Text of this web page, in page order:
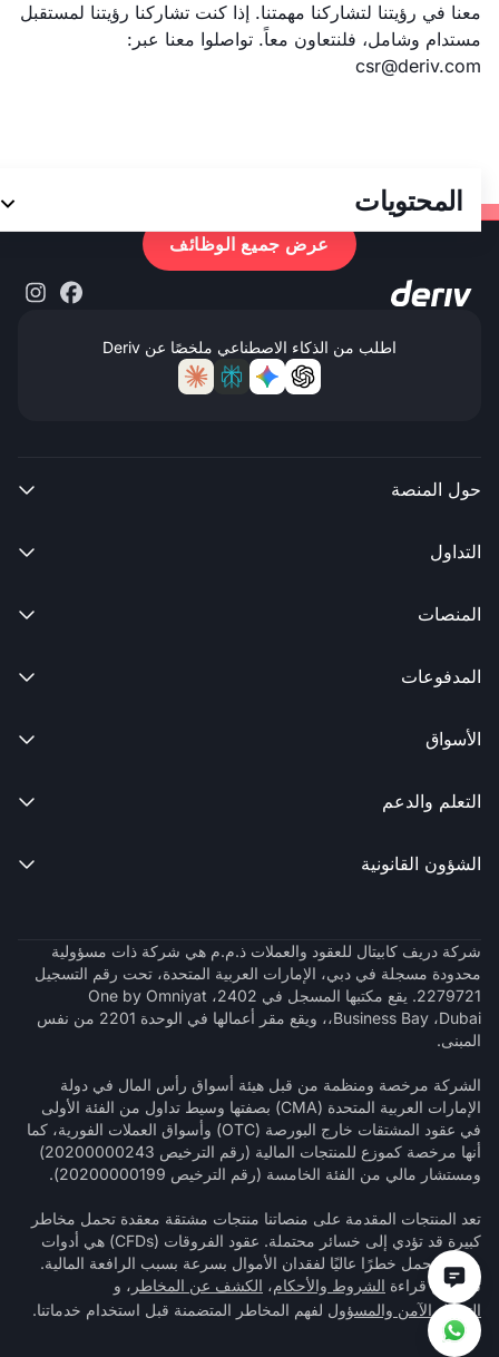
معنا في رؤيتنا لتشاركنا مهمتنا. إذا كنت تشاركنا رؤيتنا لمستقبل
مستدام وشامل، فلنتعاون معاً. تواصلوا معنا عبر:
csr@deriv.com
المحتويات
انضم إلى فريقنا
عرض جميع الوظائف
اطلب من الذكاء الاصطناعي ملخصًا عن Deriv
حول المنصة 
التداول 
المنصات 
المدفوعات 
الأسواق 
التعلم والدعم 
الشؤون القانونية 
شركة دريف كابيتال للعقود والعملات ذ.م.م هي شركة ذات مسؤولية
محدودة مسجلة في دبي، الإمارات العربية المتحدة، تحت رقم التسجيل
2279721. يقع مكتبها المسجل في 2402، One by Omniyat
،Business Bay ،Dubai، ويقع مقر أعمالها في الوحدة 2201 من نفس
المبنى.
الشركة مرخصة ومنظمة من قبل هيئة أسواق رأس المال في دولة
الإمارات العربية المتحدة (CMA) بصفتها وسيط تداول من الفئة الأولى
في عقود المشتقات خارج البورصة (OTC) وأسواق العملات الفورية، كما
أنها مرخصة كموزع للمنتجات المالية (رقم الترخيص 20200000243)
ومستشار مالي من الفئة الخامسة (رقم الترخيص 20200000199).
تعد المنتجات المقدمة على منصاتنا منتجات مشتقة معقدة تحمل مخاطر
كبيرة قد تؤدي إلى خسائر محتملة. عقود الفروقات (CFDs) هي أدوات
معقدة تحمل خطرًا عاليًا لفقدان الأموال بسرعة بسبب الرافعة المالية.
تأكد من قراءة الشروط والأحكام، الكشف عن المخاطر ، و
التداول الآمن والمسؤول لفهم المخاطر المتضمنة قبل استخدام خدماتنا.